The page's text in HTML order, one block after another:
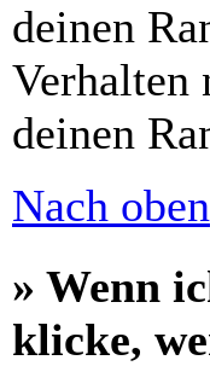
deinen
Verhalten
deinen
Nach oben
» Wenn
klicke,